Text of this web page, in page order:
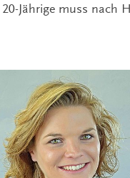
Jährige muss nach